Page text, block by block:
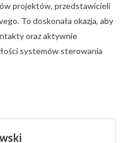
projektów, przedstawicieli
To doskonała okazja, aby
oraz aktywnie
systemów sterowania